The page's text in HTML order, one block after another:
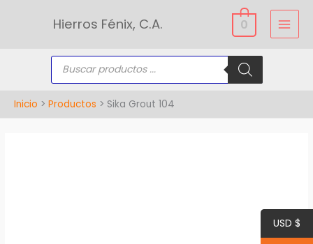
Hierros Fénix, C.A. 0
Búsqueda
productos
Inicio Productos Sika Grout 104
USD $